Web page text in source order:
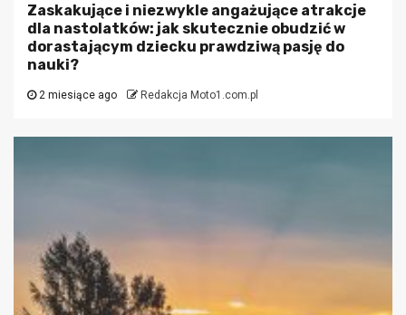
Zaskakujące i niezwykle angażujące atrakcje
dla nastolatków: jak skutecznie obudzić w
dorastającym dziecku prawdziwą pasję do
nauki?
2 miesiące ago Redakcja Moto1.com.pl